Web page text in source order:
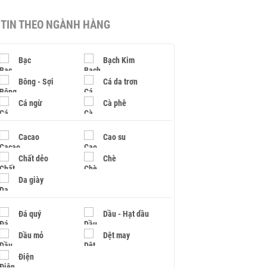
TIN THEO NGÀNH HÀNG
Bạc Bạch Kim
Bông - Sợi Cá da trơn
Cá ngừ Cà phê
Cacao Cao su
Chất dẻo Chè
Da giày
Đá quý Dầu - Hạt dầu
Dầu mỏ Dệt may
Điện